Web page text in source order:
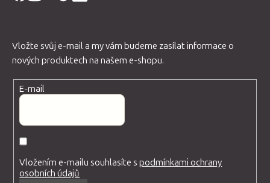
Vložte svůj e-mail a my vám budeme zasílat informace o
nových produktech na našem e-shopu.
E-mail
Vložením e-mailu souhlasíte spodmínkami ochrany
osobních údajů